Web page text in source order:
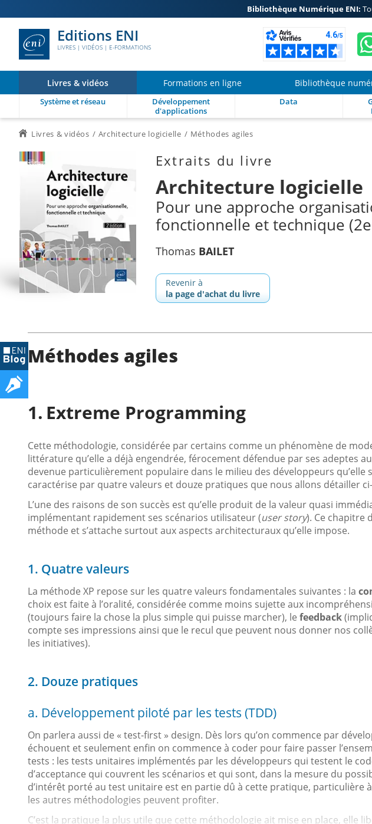
Bibliothèque Numérique ENI:
Editions ENI
LIVRES | VIDÉOS | E-FORMATIONS
Livres & vidéos Formations en ligne Bibliothèque
Système et réseau
Développement
d'applications
Data
Livres & vidéos Architecture logicielle Méthodes agiles
Extraits du livre
Architecture logicielle
Pour une approche
fonctionnelle et technique
Thomas BAILET
Revenir à
la page d'achat du livre
Méthodes agiles
Extreme Programming
Cette méthodologie, considérée par certains comme un phénomène de
littérature qu’elle a déjà engendrée, férocement défendue par ses adeptes
devenue particulièrement populaire dans le milieu des développeurs qu’elle
caractérise par quatre valeurs et douze pratiques que nous allons détailler
L’une des raisons de son succès est qu’elle produit de la valeur quasi
implémentant rapidement ses scénarios utilisateur (user story). Ce chapitre
méthode et s’attache surtout aux aspects architecturaux qu’elle impose.
1. Quatre valeurs
La méthode XP repose sur les quatre valeurs fondamentales suivantes : la
choix est faite à l’oralité, considérée comme moins sujette aux
(toujours faire la chose la plus simple qui puisse marcher), le feedback
compte ses impressions ainsi que le recul que peuvent nous donner nos
les initiatives).
2. Douze pratiques
a. Développement piloté par les tests (TDD)
On parlera aussi de « test-first » design. Dès lors qu’on commence par
échouent et seulement enfin on commence à coder pour faire passer
tests : les tests unitaires implémentés par les développeurs qui testent le
d’acceptance qui couvrent les scénarios et qui sont, dans la mesure du
d’intérêt porté au test unitaire est en partie dû à cette pratique, particulière
les autres méthodologies peuvent profiter.
C’est la pratique la plus utile que cette méthodologie ait mise en place, elle